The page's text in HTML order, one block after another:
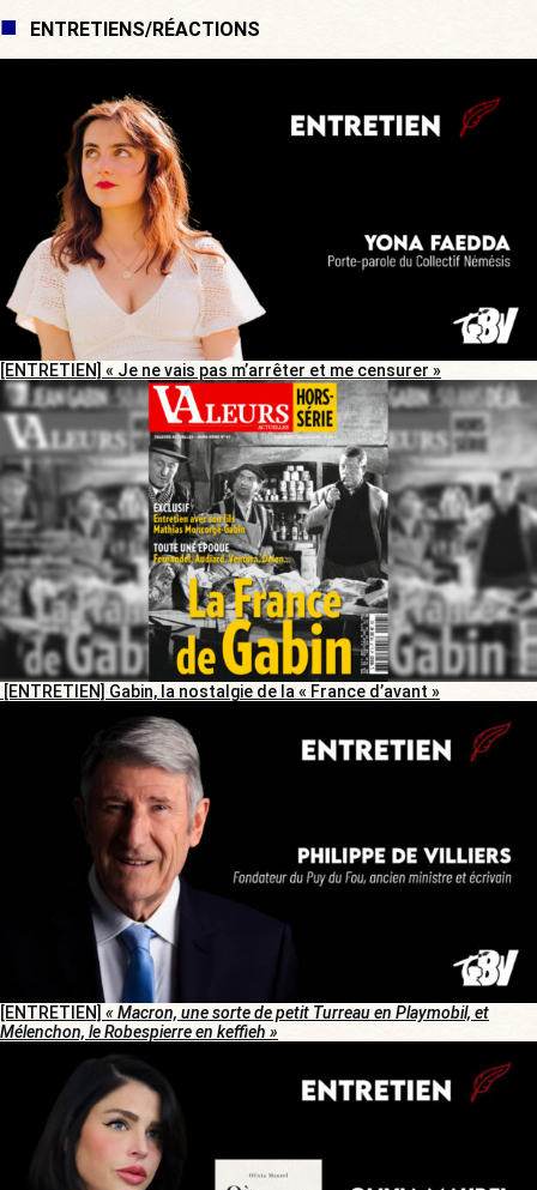
ENTRETIENS/RÉACTIONS
[ENTRETIEN] « Je ne vais pas m’arrêter et me censurer »
[ENTRETIEN] Gabin, la nostalgie de la « France d’avant »
[ENTRETIEN] « Macron, une sorte de petit Turreau en Playmobil, et
Mélenchon, le Robespierre en keffieh »